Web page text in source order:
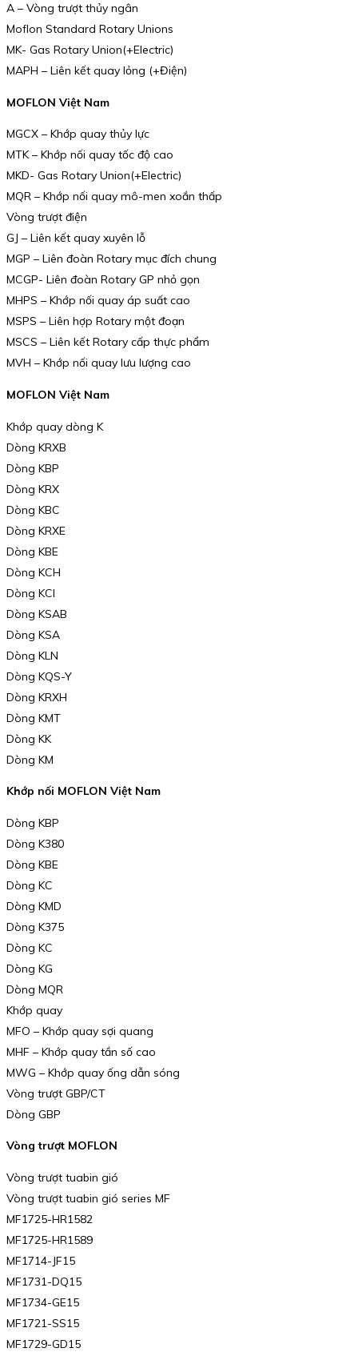
A – Vòng trượt thủy ngân
Moflon Standard Rotary Unions
MK- Gas Rotary Union(+Electric)
MAPH – Liên kết quay lỏng (+Điện)
MOFLON Việt Nam
MGCX – Khớp quay thủy lực
MTK – Khớp nối quay tốc độ cao
MKD- Gas Rotary Union(+Electric)
MQR – Khớp nối quay mô-men xoắn thấp
Vòng trượt điện
GJ – Liên kết quay xuyên lỗ
MGP – Liên đoàn Rotary mục đích chung
MCGP- Liên đoàn Rotary GP nhỏ gọn
MHPS – Khớp nối quay áp suất cao
MSPS – Liên hợp Rotary một đoạn
MSCS – Liên kết Rotary cấp thực phẩm
MVH – Khớp nối quay lưu lượng cao
MOFLON Việt Nam
Khớp quay dòng K
Dòng KRXB
Dòng KBP
Dòng KRX
Dòng KBC
Dòng KRXE
Dòng KBE
Dòng KCH
Dòng KCI
Dòng KSAB
Dòng KSA
Dòng KLN
Dòng KQS-Y
Dòng KRXH
Dòng KMT
Dòng KK
Dòng KM
Khớp nối MOFLON Việt Nam
Dòng KBP
Dòng K380
Dòng KBE
Dòng KC
Dòng KMD
Dòng K375
Dòng KC
Dòng KG
Dòng MQR
Khớp quay
MFO – Khớp quay sợi quang
MHF – Khớp quay tần số cao
MWG – Khớp quay ống dẫn sóng
Vòng trượt GBP/CT
Dòng GBP
Vòng trượt MOFLON
Vòng trượt tuabin gió
Vòng trượt tuabin gió series MF
MF1725-HR1582
MF1725-HR1589
MF1714-JF15
MF1731-DQ15
MF1734-GE15
MF1721-SS15
MF1729-GD15